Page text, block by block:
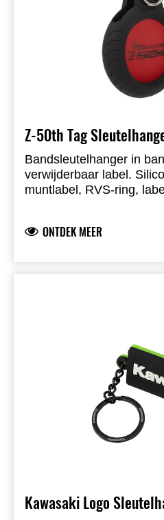
Z-50th Tag
Bandsleutelhanger in
verwijderbaar label.
muntlabel, RVS-ring,
vervangen door third-
ONTDEK MEER
Kawasaki Logo